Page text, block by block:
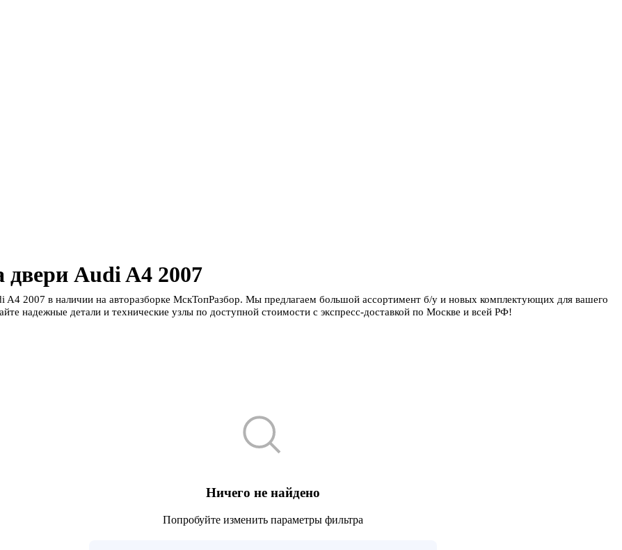
Audi A4 2007
2007 в наличии на авторазборке МскТопРазбор. Мы предлагаем большой ассортимент б/у и новых комплектующих для вашего
надежные детали и технические узлы по доступной стоимости с экспресс-доставкой по Москве и всей РФ!
Ничего не найдено
Попробуйте изменить параметры фильтра